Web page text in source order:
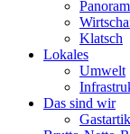
Klatsch
Lokales
Umwelt
Das sind wir